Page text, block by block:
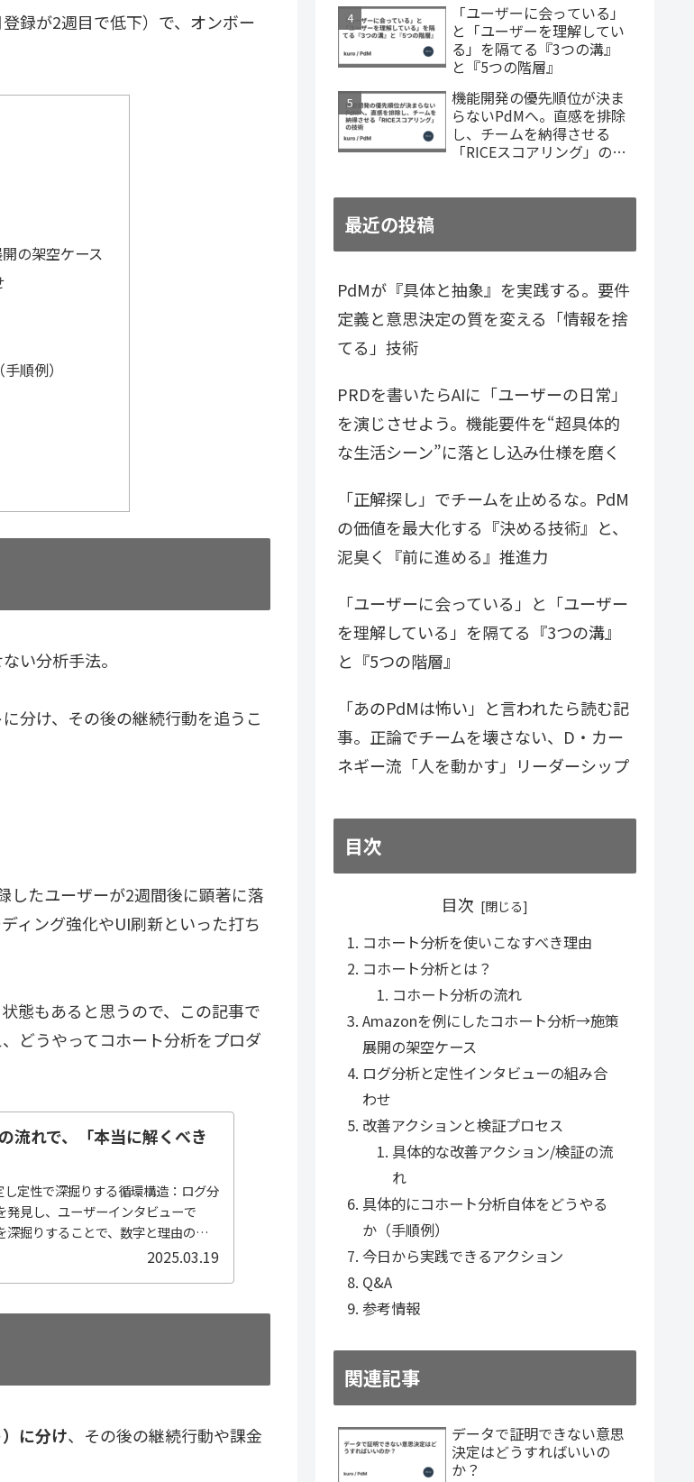
録が2週目で低下）で、オンボー
の架空ケース
順例）
い分析手法。
分け、その後の継続行動を追うこ
したユーザーが2週間後に顕著に落
ィング強化やUI刷新といった打ち
態もあると思うので、この記事で
どうやってコホート分析をプロダ
流れで、「本当に解くべき
定性で深掘りする循環構造：ログ分
見し、ユーザーインタビューで
深掘りすることで、数字と理由の両
2025.03.19
に分け、その後の継続行動や課金
「ユーザーに会っている」
と「ユーザーを理解してい
る」を隔てる『3つの溝』
と『5つの階層』
機能開発の優先順位が決ま
らないPdMへ。直感を排除
し、チームを納得させる
「RICEスコアリング」の技
最近の投稿
PdMが『具体と抽象』を実践する。要件
定義と意思決定の質を変える「情報を捨
てる」技術
PRDを書いたらAIに「ユーザーの日常」
を演じさせよう。機能要件を“超具体的
な生活シーン”に落とし込み仕様を磨く
「正解探し」でチームを止めるな。PdM
の価値を最大化する『決める技術』と、
泥臭く『前に進める』推進力
「ユーザーに会っている」と「ユーザー
を理解している」を隔てる『3つの溝』
と『5つの階層』
「あのPdMは怖い」と言われたら読む記
事。正論でチームを壊さない、D・カー
ネギー流「人を動かす」リーダーシップ
目次
目次
コホート分析を使いこなすべき理由
コホート分析とは？
コホート分析の流れ
Amazonを例にしたコホート分析→施策
展開の架空ケース
ログ分析と定性インタビューの組み合
わせ
改善アクションと検証プロセス
具体的な改善アクション/検証の流
れ
具体的にコホート分析自体をどうやる
か（手順例）
今日から実践できるアクション
Q&A
参考情報
関連記事
データで証明できない意思
決定はどうすればいいの
か？